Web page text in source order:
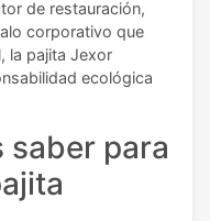
de restauración,
corporativo que
la pajita Jexor
ecológica
saber para